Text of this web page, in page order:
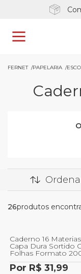
FERNET PAPELARIA
26produtos
Caderno 16
Capa Dura Sortido
Folhas Formato
275mm Papel 56g/
Por R$ 31,99